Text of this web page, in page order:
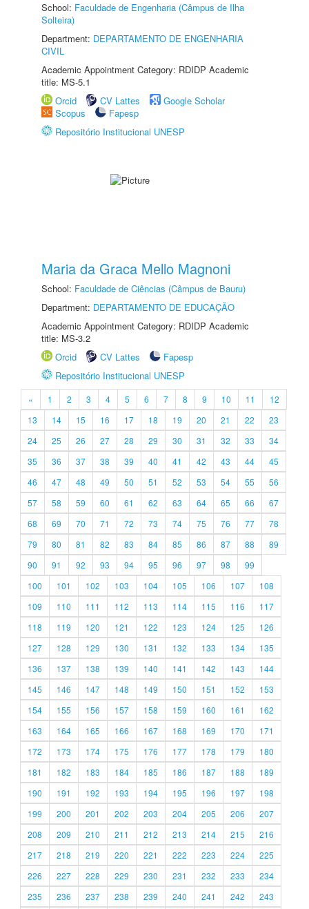
School: Faculdade de Engenharia (Câmpus de Ilha
Solteira)
Department: DEPARTAMENTO DE ENGENHARIA
CIVIL
Academic Appointment Category: RDIDP Academic
title: MS-5.1
Orcid
CV Lattes
Google Scholar
Scopus
Fapesp
Repositório Institucional UNESP
Maria da Graca Mello Magnoni
School: Faculdade de Ciências (Câmpus de Bauru)
Department: DEPARTAMENTO DE EDUCAÇÃO
Academic Appointment Category: RDIDP Academic
title: MS-3.2
Orcid
CV Lattes
Fapesp
Repositório Institucional UNESP
« 1 2 3 4 5 6 7 8 9 10 11
12
13
14 15 16 17 18 19 20 21 22
23
24
25 26 27 28 29 30 31 32 33
34
35
36 37 38 39 40 41 42 43 44
45
46
47 48 49 50 51 52 53 54 55
56
57
58 59 60 61 62 63 64 65 66
67
68
69 70 71 72 73 74 75 76 77
78
79
80 81 82 83 84 85 86 87 88
89
90
91 92 93 94 95 96 97 98
99
100
101 102 103 104 105 106 107
108
109
110 111 112 113 114 115 116
117
118
119 120 121 122 123 124 125
126
127
128 129 130 131 132 133 134
135
136
137 138 139 140 141 142 143
144
145
146 147 148 149 150 151 152
153
154
155 156 157 158 159 160 161
162
163
164 165 166 167 168 169 170
171
172
173 174 175 176 177 178 179
180
181
182 183 184 185 186 187 188
189
190
191 192 193 194 195 196 197
198
199
200 201 202 203 204 205 206
207
208
209 210 211 212 213 214 215
216
217
218 219 220 221 222 223 224
225
226
227 228 229 230 231 232 233
234
235
236 237 238 239 240 241 242 243